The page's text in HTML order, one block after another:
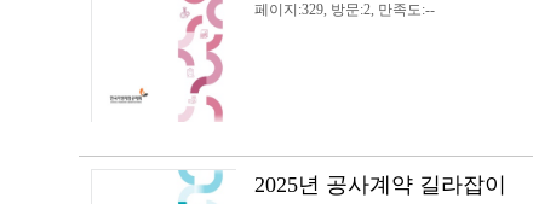
페이지:329, 방문:2, 만족도:--
2025년 공사계약 길라잡이